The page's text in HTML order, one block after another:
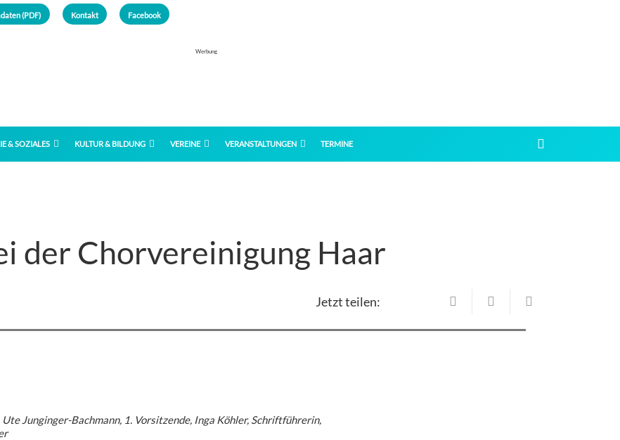
(PDF) Kontakt Facebook
Werbung
& SOZIALES KULTUR & BILDUNG VEREINE VERANSTALTUNGEN TERMINE
der Chorvereinigung Haar
Jetzt teilen:
Junginger-Bachmann, 1. Vorsitzende, Inga Köhler, Schriftführerin,